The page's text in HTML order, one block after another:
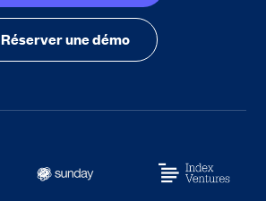
Réserver une démo